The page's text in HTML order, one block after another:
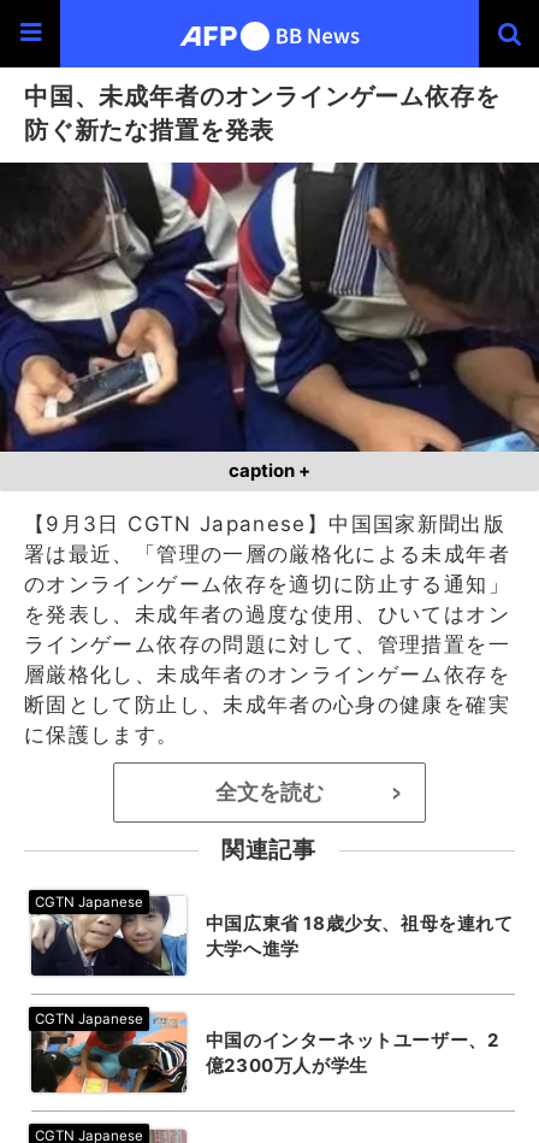
中国、未成年者のオンラインゲーム依存を
防ぐ新たな措置を発表
caption +
【9月3日 CGTN Japanese】中国国家新聞出版
署は最近、「管理の一層の厳格化による未成年者
のオンラインゲーム依存を適切に防止する通知」
を発表し、未成年者の過度な使用、ひいてはオン
ラインゲーム依存の問題に対して、管理措置を一
層厳格化し、未成年者のオンラインゲーム依存を
断固として防止し、未成年者の心身の健康を確実
に保護します。
全文を読む >
関連記事
中国広東省 18歳少女、祖母を連れて
大学へ進学
中国のインターネットユーザー、2
億2300万人が学生